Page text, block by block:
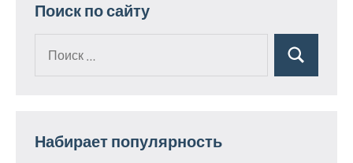
Поиск по сайту
Поиск
Набирает популярность